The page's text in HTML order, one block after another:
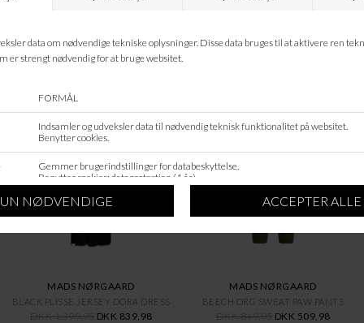
Leveringstid?
SALE
MADS NØRGAARD
BLACK PLISSE JERSEY DORA DRESS
DKK 1.399,95 DKK 839,98
SALE
MADS NØRGAARD
BEECH ORG SWEAT PAW PANTS
DKK 849,95 DKK 509,98